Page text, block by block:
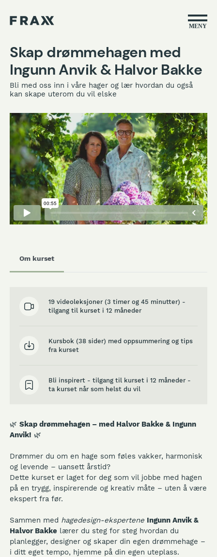
MENY
Skap drømmehagen med
Ingunn Anvik & Halvor Bakke
Bli med oss inn i våre hager og lær hvordan du også
kan skape uterom du vil elske
Om kurset
19 videoleksjoner (3 timer og 45 minutter) -
tilgang til kurset i 12 måneder
Kursbok (38 sider) med oppsummering og tips
fra kurset
Bli inspirert - tilgang til kurset i 12 måneder -
ta kurset når som helst du vil
🌿 Skap drømmehagen – med Halvor Bakke & Ingunn
Anvik! 🌿
Drømmer du om en hage som føles vakker, harmonisk
og levende – uansett årstid?
Dette kurset er laget for deg som vil jobbe med hagen
på en trygg, inspirerende og kreativ måte – uten å være
ekspert fra før.
Sammen med hagedesign-ekspertene Ingunn Anvik &
Halvor Bakke lærer du steg for steg hvordan du
planlegger, designer og skaper din egen drømmehage –
i ditt eget tempo, hjemme på din egen uteplass.